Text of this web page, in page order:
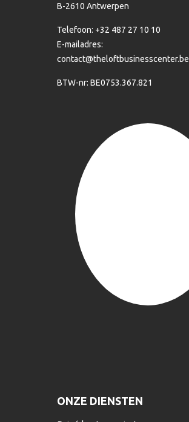
B-2610 Antwerpen
Telefoon: +32 487 27 10 10
E-mailadres:
contact@theloftbusinesscenter.be
BTW-nr: BE0753.367.821
ONZE DIENSTEN